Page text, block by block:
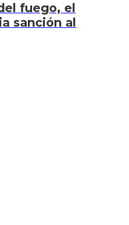
fuego, el
sanción al